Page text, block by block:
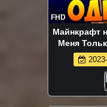
FHD
Майнкрафт
Меня
НУБ И